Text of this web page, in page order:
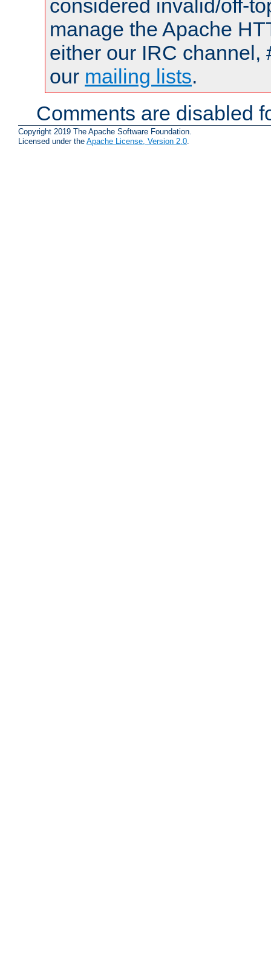
considered invalid/off-
manage the Apache
either our IRC channel,
our mailing lists.
Comments are disabled
Copyright 2019 The Apache Software Foundation.
Licensed under the Apache License, Version 2.0.